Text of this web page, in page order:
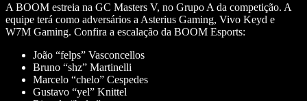
A BOOM estreia na GC Masters V, no Grupo A da competição. A
equipe terá como adversários a Asterius Gaming, Vivo Keyd e
W7M Gaming. Confira a escalação da BOOM Esports:
João “felps” Vasconcellos
Bruno “shz” Martinelli
Marcelo “chelo” Cespedes
Gustavo “yel” Knittel